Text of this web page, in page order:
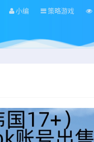
小编 策略游戏